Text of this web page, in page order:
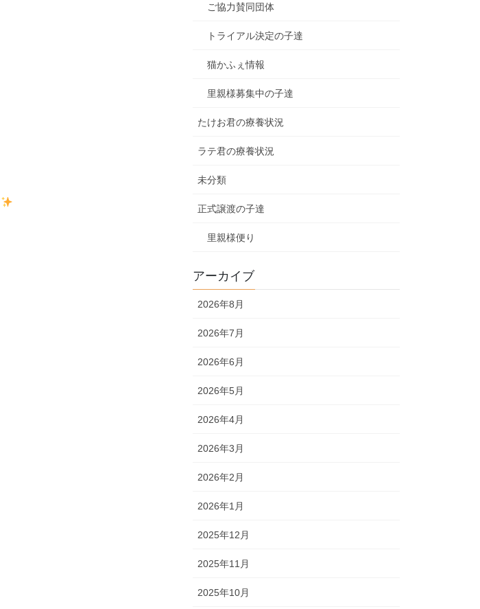
ご協力賛同団体
トライアル決定の子達
猫かふぇ情報
里親様募集中の子達
たけお君の療養状況
ラテ君の療養状況
未分類
正式譲渡の子達
里親様便り
アーカイブ
2026年8月
2026年7月
2026年6月
2026年5月
2026年4月
2026年3月
2026年2月
2026年1月
2025年12月
2025年11月
2025年10月